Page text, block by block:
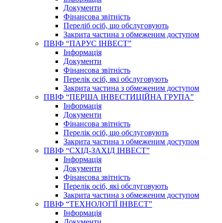
Документи
Фінансова звітність
Переліб осіб, що обслуговують
Закрита частина з обмеженим доступом
ПВІФ “ПАРУС ІНВЕСТ”
Інформація
Документи
Фінансова звітність
Перелік осіб, які обслуговують
Закрита частина з обмеженим доступом
ПВІФ “ПЕРША ІНВЕСТИЦІЙНА ГРУПА”
Інформація
Документи
Фінансова звітність
Перелік осіб, що обслуговують
Закрита частина з обмеженим доступом
ПВІФ “СХІД-ЗАХІД ІНВЕСТ”
Інформація
Документи
Фінансова звітність
Перелік осіб, які обслуговують
Закрита частина з обмеженим доступом
ПВІФ “ТЕХНОЛОГІЇ ІНВЕСТ”
Інформація